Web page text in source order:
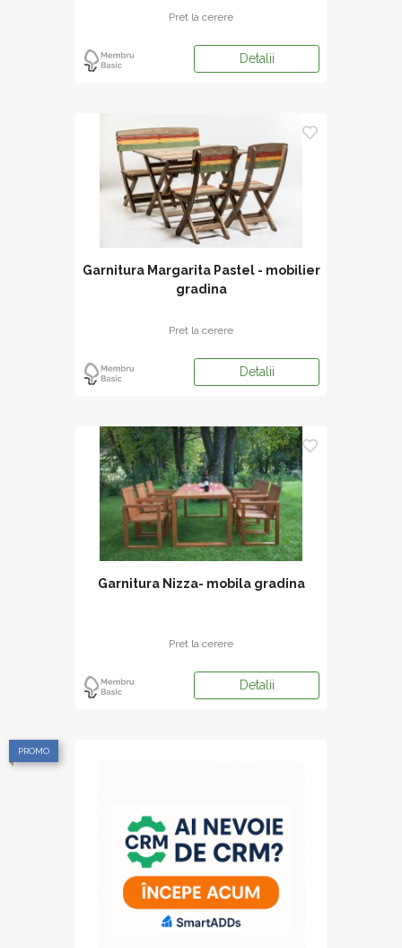
Pret la cerere
Detalii
Garnitura Margarita Pastel - mobilier
gradina
Pret la cerere
Detalii
Garnitura Nizza- mobila gradina
Pret la cerere
Detalii
PROMO